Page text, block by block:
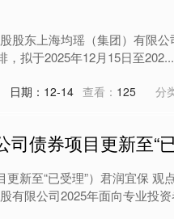
股东上海均瑶（集团）有限公
拟于2025年12月15日至
日期：12-14 查看： 125 分
债券项目更新至“
新至“已受理”）君润宜保 观
有限公司2025年面向专业投